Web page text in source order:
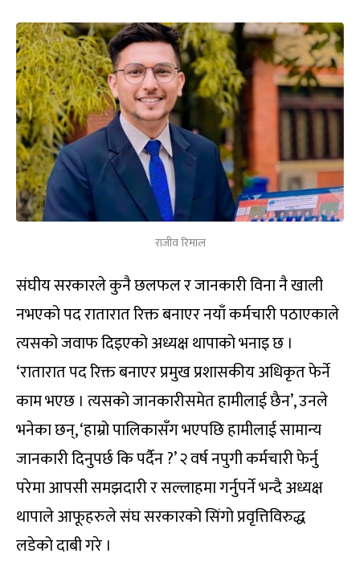
राजीव रिमाल
संघीय सरकारले कुनै छलफल र जानकारी विना नै खाली
नभएको पद रातारात रिक्त बनाएर नयाँ कर्मचारी पठाएकाले
त्यसको जवाफ दिइएको अध्यक्ष थापाको भनाइ छ ।
‘रातारात पद रिक्त बनाएर प्रमुख प्रशासकीय अधिकृत फेर्ने
काम भएछ । त्यसको जानकारीसमेत हामीलाई छैन’, उनले
भनेका छन्, ‘हाम्रो पालिकासँग भएपछि हामीलाई सामान्य
जानकारी दिनुपर्छ कि पर्दैन ?’ २ वर्ष नपुगी कर्मचारी फेर्नु
परेमा आपसी समझदारी र सल्लाहमा गर्नुपर्ने भन्दै अध्यक्ष
थापाले आफूहरुले संघ सरकारको सिंगो प्रवृत्तिविरुद्ध
लडेको दाबी गरे ।